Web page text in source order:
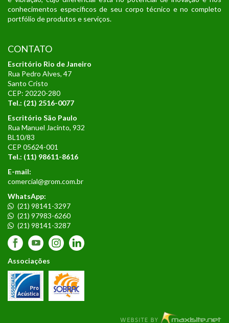
conhecimentos específicos de seu corpo técnico e no completo
portfólio de produtos e serviços.
CONTATO
Escritório Rio de Janeiro
Rua Pedro Alves, 47
Santo Cristo
CEP: 20220-280
Tel.: (21) 2516-0077
Escritório São Paulo
Rua Manuel Jacinto, 932
BL10/83
CEP 05624-001
Tel.: (11) 98611-8616
E-mail:
comercial@grom.com.br
WhatsApp:
(21) 98141-3297
(21) 97983-6260
(21) 98141-3287
Associações